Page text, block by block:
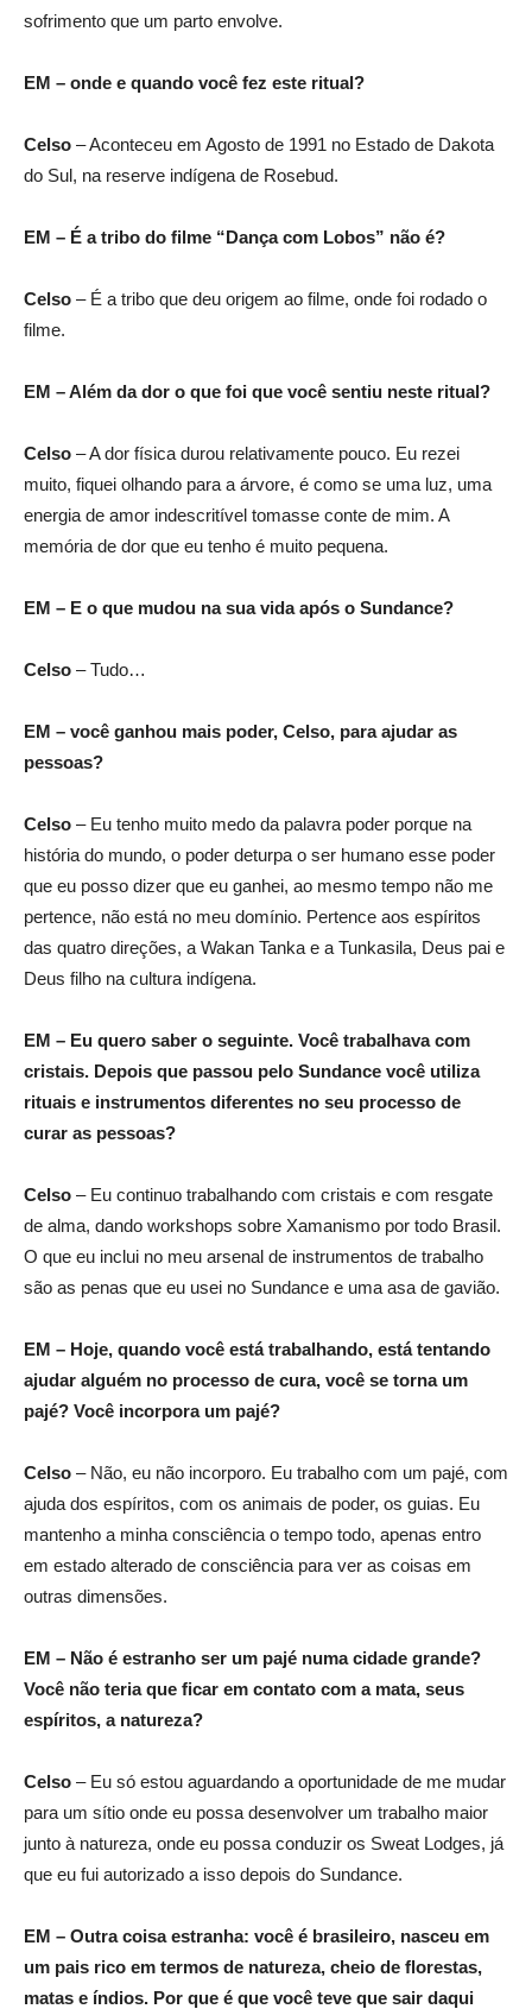
sofrimento que um parto envolve.
EM – onde e quando você fez este ritual?
Celso – Aconteceu em Agosto de 1991 no Estado de Dakota
do Sul, na reserve indígena de Rosebud.
EM – É a tribo do filme “Dança com Lobos” não é?
Celso – É a tribo que deu origem ao filme, onde foi rodado o
filme.
EM – Além da dor o que foi que você sentiu neste ritual?
Celso – A dor física durou relativamente pouco. Eu rezei
muito, fiquei olhando para a árvore, é como se uma luz, uma
energia de amor indescritível tomasse conte de mim. A
memória de dor que eu tenho é muito pequena.
EM – E o que mudou na sua vida após o Sundance?
Celso – Tudo…
EM – você ganhou mais poder, Celso, para ajudar as
pessoas?
Celso – Eu tenho muito medo da palavra poder porque na
história do mundo, o poder deturpa o ser humano esse poder
que eu posso dizer que eu ganhei, ao mesmo tempo não me
pertence, não está no meu domínio. Pertence aos espíritos
das quatro direções, a Wakan Tanka e a Tunkasila, Deus pai e
Deus filho na cultura indígena.
EM – Eu quero saber o seguinte. Você trabalhava com
cristais. Depois que passou pelo Sundance você utiliza
rituais e instrumentos diferentes no seu processo de
curar as pessoas?
Celso – Eu continuo trabalhando com cristais e com resgate
de alma, dando workshops sobre Xamanismo por todo Brasil.
O que eu inclui no meu arsenal de instrumentos de trabalho
são as penas que eu usei no Sundance e uma asa de gavião.
EM – Hoje, quando você está trabalhando, está tentando
ajudar alguém no processo de cura, você se torna um
pajé? Você incorpora um pajé?
Celso – Não, eu não incorporo. Eu trabalho com um pajé, com
ajuda dos espíritos, com os animais de poder, os guias. Eu
mantenho a minha consciência o tempo todo, apenas entro
em estado alterado de consciência para ver as coisas em
outras dimensões.
EM – Não é estranho ser um pajé numa cidade grande?
Você não teria que ficar em contato com a mata, seus
espíritos, a natureza?
Celso – Eu só estou aguardando a oportunidade de me mudar
para um sítio onde eu possa desenvolver um trabalho maior
junto à natureza, onde eu possa conduzir os Sweat Lodges, já
que eu fui autorizado a isso depois do Sundance.
EM – Outra coisa estranha: você é brasileiro, nasceu em
um pais rico em termos de natureza, cheio de florestas,
matas e índios. Por que é que você teve que sair daqui